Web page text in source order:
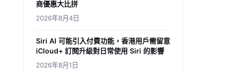
商優惠大比拼
2026年8月4日
Siri AI 可能引入付費功能，香港用戶需留意
iCloud+ 訂閱升級對日常使用 Siri 的影響
2026年8月1日